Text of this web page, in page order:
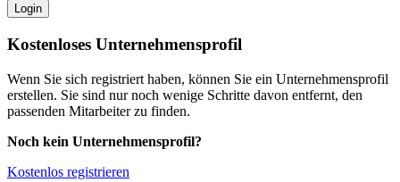
Login
Kostenloses Unternehmensprofil
Wenn Sie sich registriert haben, können Sie ein Unternehmensprofil
erstellen. Sie sind nur noch wenige Schritte davon entfernt, den
passenden Mitarbeiter zu finden.
Noch kein Unternehmensprofil?
Kostenlos registrieren